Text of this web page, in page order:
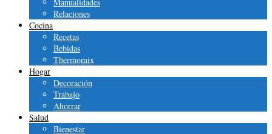
Relaciones
Cocina
Recetas
Bebidas
Thermomix
Hogar
Decoración
Trabajo
Ahorrar
Salud
Bienestar